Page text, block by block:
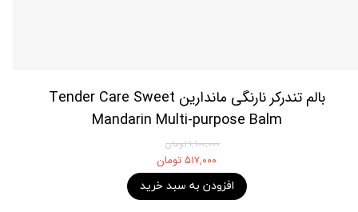
بالم تندرکر نارنگی ماندارین Tender Care Sweet
Mandarin Multi-purpose Balm
۱,۱۰۰,۰۰۰ تومان
۵۱۷,۰۰۰ تومان
افزودن به سبد خرید